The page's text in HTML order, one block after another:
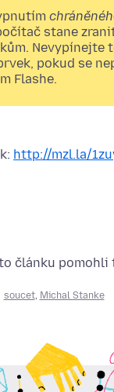
stane
Nevypínejte
pokud se
Flashe.
http://mzl.la/
článku pomohli
soucet, Michal Stanke